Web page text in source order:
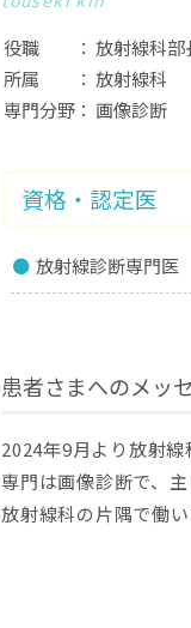
役職
放射線科部
所属
放射線科
専門分野
画像診断
資格・認定医
放射線診断専門医
患者さまへのメッ
2024年9月より放射線
専門は画像診断で、
放射線科の片隅で働